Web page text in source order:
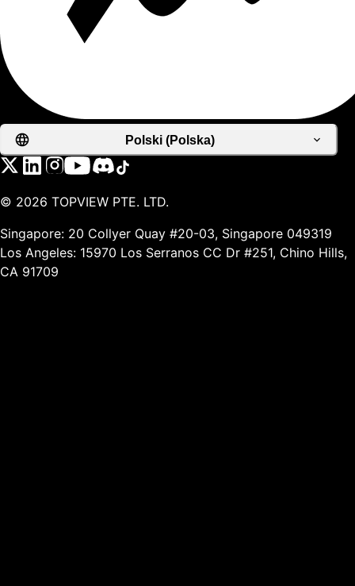
Polski (Polska)
© 2026 TOPVIEW PTE. LTD.
Singapore: 20 Collyer Quay #20-03, Singapore 049319
Los Angeles: 15970 Los Serranos CC Dr #251, Chino Hills,
CA 91709